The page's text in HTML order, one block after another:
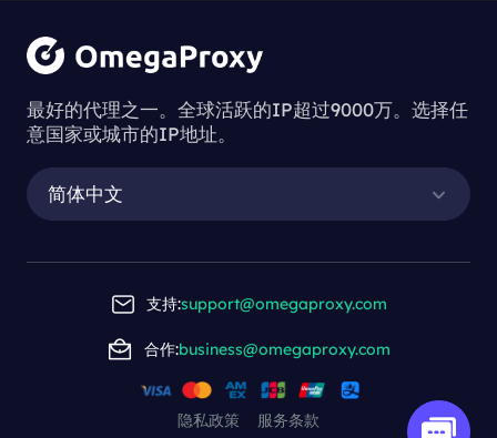
解析区别：ISP
代理与住宅代理
解析区别：ISP代理与住宅代理
ISP代理与住宅代理在源头、真实性和用途等方面存
最好的代理之一。全球活跃的IP超过9000万。选择任
意国家或城市的IP地址。
简体中文
支持:support@omegaproxy.com
合作:business@omegaproxy.com
隐私政策 服务条款